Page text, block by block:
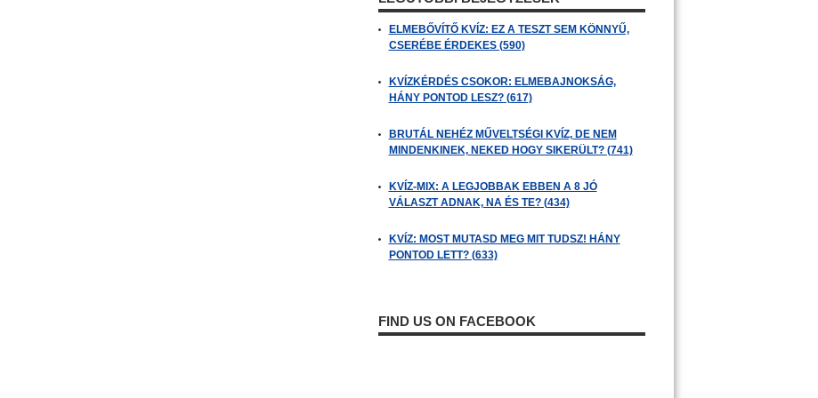
ELMEBŐVÍTŐ KVÍZ: EZ A TESZT SEM KÖNNYŰ,
CSERÉBE ÉRDEKES (590)
KVÍZKÉRDÉS CSOKOR: ELMEBAJNOKSÁG,
HÁNY PONTOD LESZ? (617)
BRUTÁL NEHÉZ MŰVELTSÉGI KVÍZ, DE NEM
MINDENKINEK, NEKED HOGY SIKERÜLT? (741)
KVÍZ-MIX: A LEGJOBBAK EBBEN A 8 JÓ
VÁLASZT ADNAK, NA ÉS TE? (434)
KVÍZ: MOST MUTASD MEG MIT TUDSZ! HÁNY
PONTOD LETT? (633)
FIND US ON FACEBOOK